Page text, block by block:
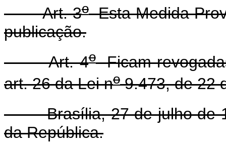
Art. 3oEsta Medida
publicação.
Art. 4oFicam
art. 26 da Lei no9.473, de 22
Brasília, 27 de julho de
da República.